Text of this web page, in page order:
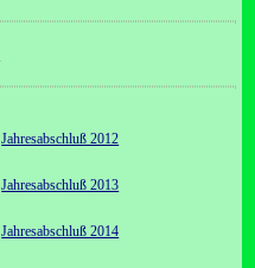
Jahresabschluß 2012
Jahresabschluß 2013
Jahresabschluß 2014